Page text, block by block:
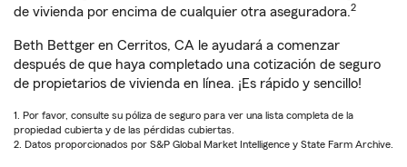
de vivienda por encima de cualquier otra aseguradora.2
Beth Bettger en Cerritos, CA le ayudará a comenzar
después de que haya completado una cotización de seguro
de propietarios de vivienda en línea. ¡Es rápido y sencillo!
1. Por favor, consulte su póliza de seguro para ver una lista completa de la
propiedad cubierta y de las pérdidas cubiertas.
2. Datos proporcionados por S&P Global Market Intelligence y State Farm Archive.